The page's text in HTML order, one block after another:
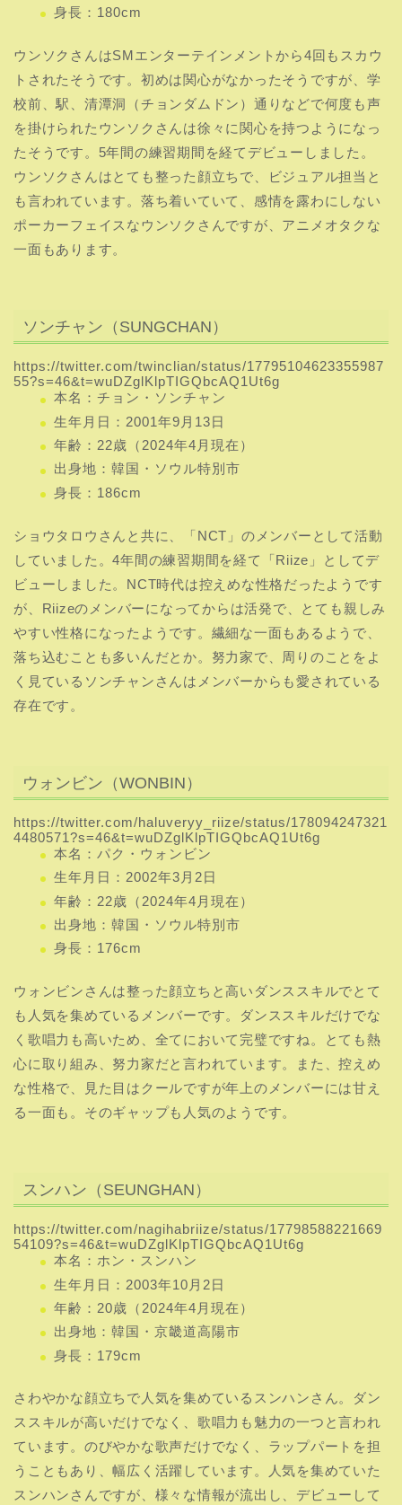
身長：180cm
ウンソクさんはSMエンターテインメントから4回もスカウ
トされたそうです。初めは関心がなかったそうですが、学
校前、駅、清潭洞（チョンダムドン）通りなどで何度も声
を掛けられたウンソクさんは徐々に関心を持つようになっ
たそうです。5年間の練習期間を経てデビューしました。
ウンソクさんはとても整った顔立ちで、ビジュアル担当と
も言われています。落ち着いていて、感情を露わにしない
ポーカーフェイスなウンソクさんですが、アニメオタクな
一面もあります。
ソンチャン（SUNGCHAN）
https://twitter.com/twinclian/status/17795104623355987
55?s=46&t=wuDZglKlpTIGQbcAQ1Ut6g
本名：チョン・ソンチャン
生年月日：2001年9月13日
年齢：22歳（2024年4月現在）
出身地：韓国・ソウル特別市
身長：186cm
ショウタロウさんと共に、「NCT」のメンバーとして活動
していました。4年間の練習期間を経て「Riize」としてデ
ビューしました。NCT時代は控えめな性格だったようです
が、Riizeのメンバーになってからは活発で、とても親しみ
やすい性格になったようです。繊細な一面もあるようで、
落ち込むことも多いんだとか。努力家で、周りのことをよ
く見ているソンチャンさんはメンバーからも愛されている
存在です。
ウォンビン（WONBIN）
https://twitter.com/haluveryy_riize/status/178094247321
4480571?s=46&t=wuDZglKlpTIGQbcAQ1Ut6g
本名：パク・ウォンビン
生年月日：2002年3月2日
年齢：22歳（2024年4月現在）
出身地：韓国・ソウル特別市
身長：176cm
ウォンビンさんは整った顔立ちと高いダンススキルでとて
も人気を集めているメンバーです。ダンススキルだけでな
く歌唱力も高いため、全てにおいて完璧ですね。とても熱
心に取り組み、努力家だと言われています。また、控えめ
な性格で、見た目はクールですが年上のメンバーには甘え
る一面も。そのギャップも人気のようです。
スンハン（SEUNGHAN）
https://twitter.com/nagihabriize/status/17798588221669
54109?s=46&t=wuDZglKlpTIGQbcAQ1Ut6g
本名：ホン・スンハン
生年月日：2003年10月2日
年齢：20歳（2024年4月現在）
出身地：韓国・京畿道高陽市
身長：179cm
さわやかな顔立ちで人気を集めているスンハンさん。ダン
ススキルが高いだけでなく、歌唱力も魅力の一つと言われ
ています。のびやかな歌声だけでなく、ラップパートを担
うこともあり、幅広く活躍しています。人気を集めていた
スンハンさんですが、様々な情報が流出し、デビューして